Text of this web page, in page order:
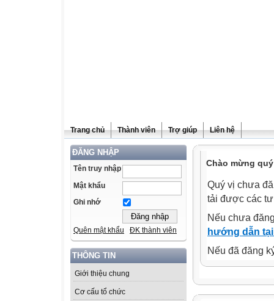
Trang chủ Thành viên Trợ giúp Liên hệ
ĐĂNG NHẬP
Tên truy nhập
Mật khẩu
Ghi nhớ
Quên mật khẩu ĐK thành viên
THÔNG TIN
Giới thiệu chung
Cơ cấu tổ chức
Chào mừng
Quý vị chưa
tải được các
Nếu chưa
hướng dẫn
Nếu đã đăng